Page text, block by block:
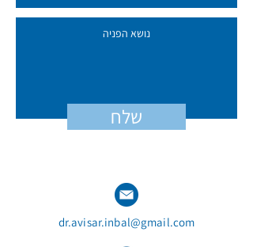
שלח
dr.avisar.inbal@gmail.com